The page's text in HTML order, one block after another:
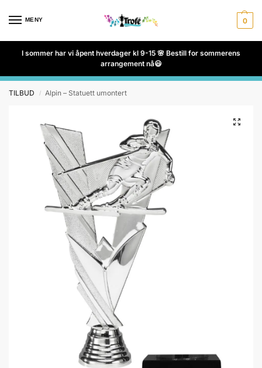
MENY 0
I sommer har vi åpent hverdager kl 9-15 🌸 Bestill for sommerens
arrangement nå😃
TILBUD / Alpin – Statuett umontert